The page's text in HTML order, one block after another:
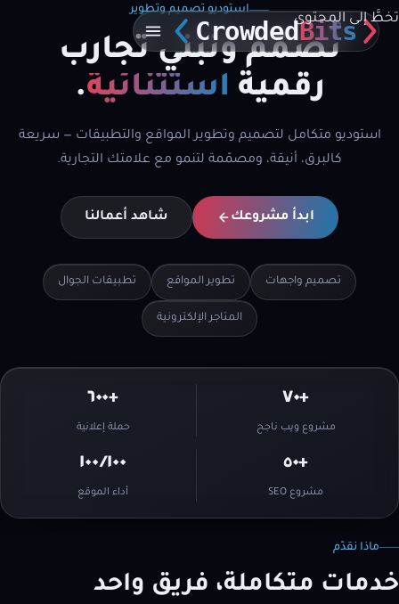
تخطَّ إلى المحتوىCrowdedBits
استوديو تصميم وتطوير
نُصمّم ونبني تجارب
رقمية استثنائية.
استوديو متكامل لتصميم وتطوير المواقع والتطبيقات — سريعة
كالبرق، أنيقة، ومصمّمة لتنمو مع علامتك التجارية.
ابدأ مشروعك شاهد أعمالنا
تصميم واجهات تطوير المواقع تطبيقات الجوال
المتاجر الإلكترونية
+٧٠
مشروع ويب ناجح
+٦٠٠
حملة إعلانية
+٥٠
مشروع SEO
١٠٠⁄١٠٠
أداء الموقع
ماذا نقدّم
خدمات متكاملة، فريق واحد